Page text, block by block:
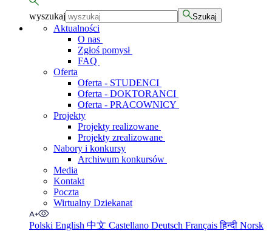
wyszukaj Szukaj
Aktualności
O nas
Zgłoś pomysł
FAQ
Oferta
Oferta - STUDENCI
Oferta - DOKTORANCI
Oferta - PRACOWNICY
Projekty
Projekty realizowane
Projekty zrealizowane
Nabory i konkursy
Archiwum konkursów
Media
Kontakt
Poczta
Wirtualny Dziekanat
Polski English 中文 Castellano Deutsch Françaisहिन्दी Norsk